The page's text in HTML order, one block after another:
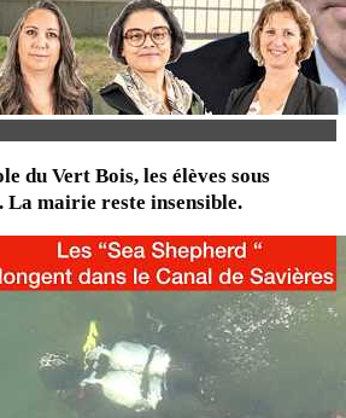
du Vert Bois, les élèves sous
La mairie reste insensible.